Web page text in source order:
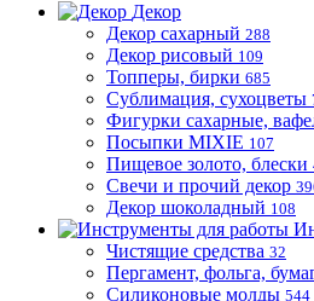
Декор
Декор сахарный 288
Декор рисовый 109
Топперы, бирки 685
Сублимация, сухоцветы
Фигурки сахарные,
Посыпки MIXIE 107
Пищевое золото, блески
Свечи и прочий декор
Декор шоколадный 108
Чистящие средства 32
Пергамент, фольга,
Силиконовые молды 544